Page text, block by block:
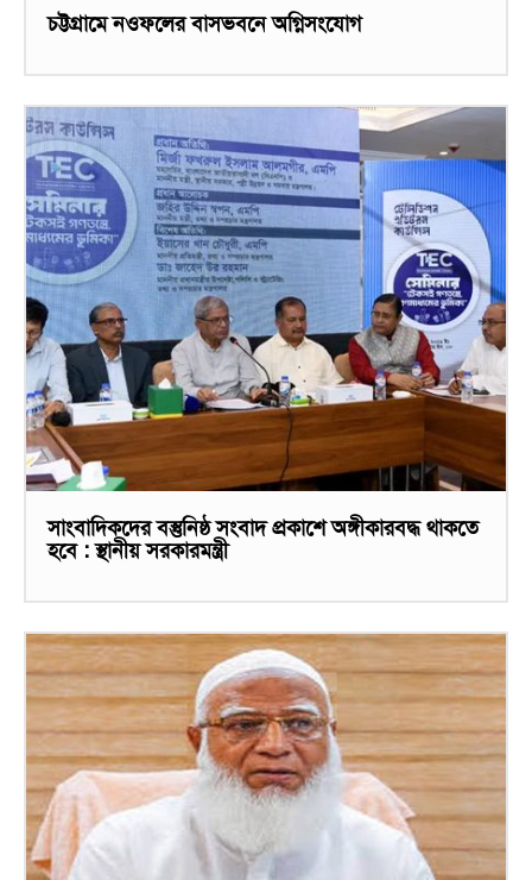
চট্টগ্রামে নওফলের বাসভবনে অগ্নিসংযোগ
সাংবাদিকদের বস্তুনিষ্ঠ সংবাদ প্রকাশে অঙ্গীকারবদ্ধ থাকতে
হবে : স্থানীয় সরকারমন্ত্রী